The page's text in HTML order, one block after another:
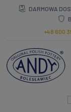
DARMOWA
+48 600